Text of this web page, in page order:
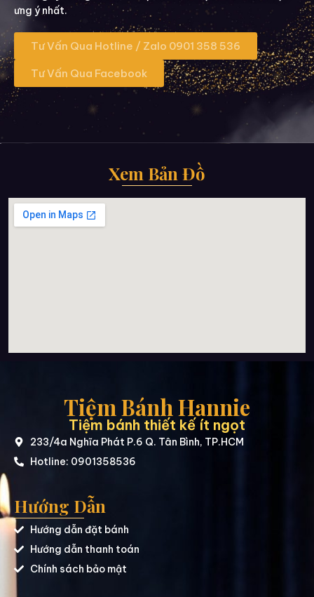
ưng ý nhất.
Tư Vấn Qua Hotline / Zalo 0901 358 536
Tư Vấn Qua Facebook
Xem Bản Đồ
Tiệm Bánh Hannie
Tiệm bánh thiết kế ít ngọt
233/4a Nghĩa Phát P.6 Q. Tân Bình, TP.HCM
Hotline: 0901358536
Hướng Dẫn
Hướng dẫn đặt bánh
Hướng dẫn thanh toán
Chính sách bảo mật